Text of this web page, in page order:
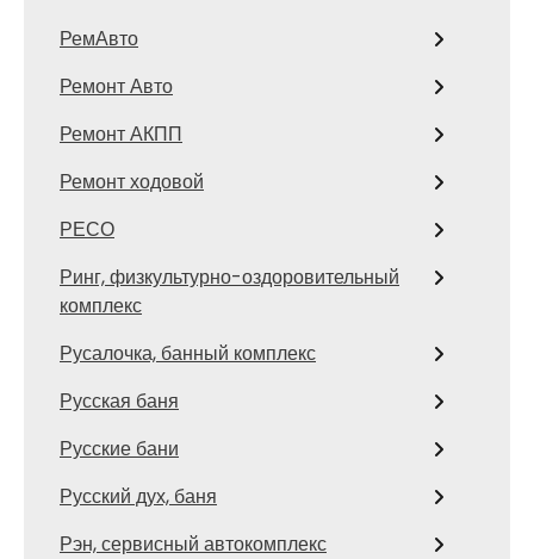
РемАвто
Ремонт Авто
Ремонт АКПП
Ремонт ходовой
РЕСО
Ринг, физкультурно-оздоровительный
комплекс
Русалочка, банный комплекс
Русская баня
Русские бани
Русский дух, баня
Рэн, сервисный автокомплекс